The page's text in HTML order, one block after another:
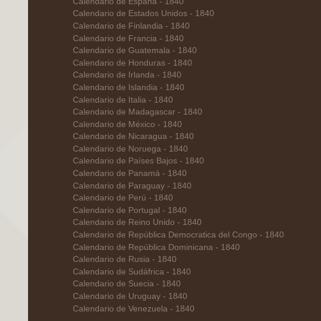
Calendario de Estados Unidos - 1840
Calendario de Finlandia - 1840
Calendario de Francia - 1840
Calendario de Guatemala - 1840
Calendario de Honduras - 1840
Calendario de Irlanda - 1840
Calendario de Islandia - 1840
Calendario de Italia - 1840
Calendario de Madagascar - 1840
Calendario de México - 1840
Calendario de Nicaragua - 1840
Calendario de Noruega - 1840
Calendario de Países Bajos - 1840
Calendario de Panamá - 1840
Calendario de Paraguay - 1840
Calendario de Perú - 1840
Calendario de Portugal - 1840
Calendario de Reino Unido - 1840
Calendario de República Democratica del Congo - 1840
Calendario de República Dominicana - 1840
Calendario de Rusia - 1840
Calendario de Sudáfrica - 1840
Calendario de Suecia - 1840
Calendario de Uruguay - 1840
Calendario de Venezuela - 1840